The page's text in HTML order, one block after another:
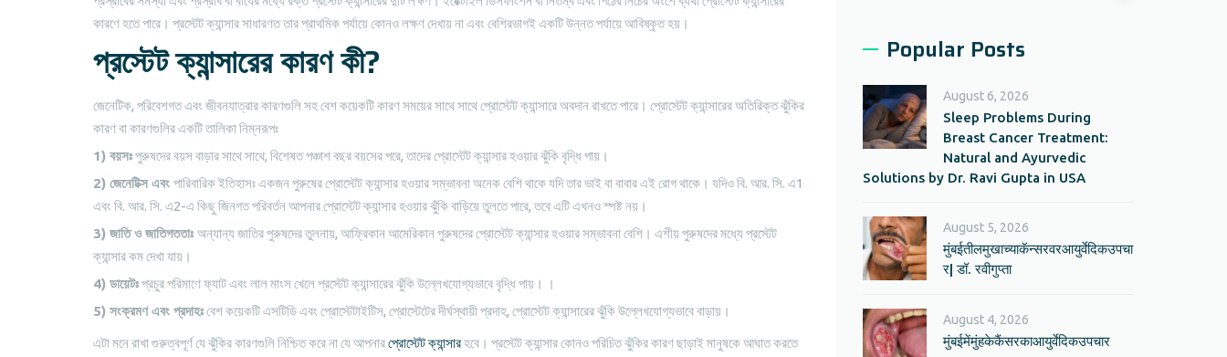
কারণে হতে পারে। প্রস্টেট ক্যান্সার সাধারণত তার প্রাথমিক পর্যায়ে কোনও লক্ষণ দেখায় না এবং বেশিরভাগই একটি উন্নত পর্যায়ে আবিষ্কৃত হয়।
প্রস্টেট ক্যান্সারের কারণ কী?
জেনেটিক, পরিবেশগত এবং জীবনযাত্রার কারণগুলি সহ বেশ কয়েকটি কারণ সময়ের সাথে সাথে প্রোস্টেট ক্যান্সারে অবদান রাখতে পারে। প্রোস্টেট ক্যান্সারের অতিরিক্ত ঝুঁকির
কারণ বা কারণগুলির একটি তালিকা নিম্নরূপঃ
1) বয়সঃপুরুষদের বয়স বাড়ার সাথে সাথে, বিশেষত পঞ্চাশ বছর বয়সের পরে, তাদের প্রোস্টেট ক্যান্সার হওয়ার ঝুঁকি বৃদ্ধি পায়।
2) জেনেটিক্স এবং পারিবারিক ইতিহাসঃ একজন পুরুষের প্রোস্টেট ক্যান্সার হওয়ার সম্ভাবনা অনেক বেশি থাকে যদি তার ভাই বা বাবার এই রোগ থাকে। যদিও বি. আর. সি. এ1
এবং বি. আর. সি. এ2-এ কিছু জিনগত পরিবর্তন আপনার প্রোস্টেট ক্যান্সার হওয়ার ঝুঁকি বাড়িয়ে তুলতে পারে, তবে এটি এখনও স্পষ্ট নয়।
3) জাতি ও জাতিগততাঃ অন্যান্য জাতির পুরুষদের তুলনায়, আফ্রিকান আমেরিকান পুরুষদের প্রোস্টেট ক্যান্সার হওয়ার সম্ভাবনা বেশি। এশীয় পুরুষদের মধ্যে প্রস্টেট
ক্যান্সার কম দেখা যায়।
4) ডায়েটঃপ্রচুর পরিমাণে ফ্যাট এবং লাল মাংস খেলে প্রস্টেট ক্যান্সারের ঝুঁকি উল্লেখযোগ্যভাবে বৃদ্ধি পায়। ।
5) সংক্রমণ এবং প্রদাহঃবেশ কয়েকটি এসটিডি এবং প্রোস্টেটাইটিস, প্রোস্টেটের দীর্ঘস্থায়ী প্রদাহ, প্রোস্টেট ক্যান্সারের ঝুঁকি উল্লেখযোগ্যভাবে বাড়ায়।
এটা মনে রাখা গুরুত্বপূর্ণ যে ঝুঁকির কারণগুলি নিশ্চিত করে না যে আপনারপ্রোস্টেট ক্যান্সারহবে। প্রস্টেট ক্যান্সার কোনও পরিচিত ঝুঁকির কারণ ছাড়াই মানুষকে আঘাত করতে
Popular Posts
August 6, 2026
Sleep Problems During
Breast Cancer Treatment:
Natural and Ayurvedic
Solutions by Dr. Ravi Gupta in USA
August 5, 2026
मुंबईतीलमुखाच्याकॅन्सरवरआयुर्वेदिकउपचा
र| डॉ. रवीगुप्ता
August 4, 2026
मुंबईमेंमुंहकेकैंसरकाआयुर्वेदिकउपचार